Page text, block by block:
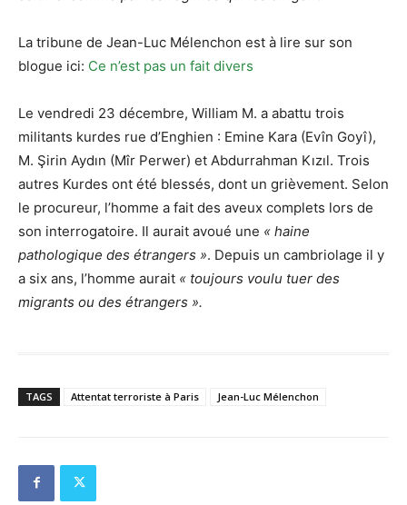
La tribune de Jean-Luc Mélenchon est à lire sur son
blogue ici: Ce n’est pas un fait divers
Le vendredi 23 décembre, William M. a abattu trois
militants kurdes rue d’Enghien : Emine Kara (Evîn Goyî),
M. Şirin Aydın (Mîr Perwer) et Abdurrahman Kızıl. Trois
autres Kurdes ont été blessés, dont un grièvement. Selon
le procureur, l’homme a fait des aveux complets lors de
son interrogatoire. Il aurait avoué une « haine
pathologique des étrangers ». Depuis un cambriolage il y
a six ans, l’homme aurait « toujours voulu tuer des
migrants ou des étrangers ».
TAGS Attentat terroriste à Paris Jean-Luc Mélenchon